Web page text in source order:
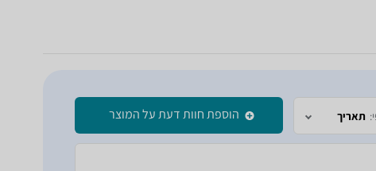
תאריך הוספת חוות דעת על המוצר